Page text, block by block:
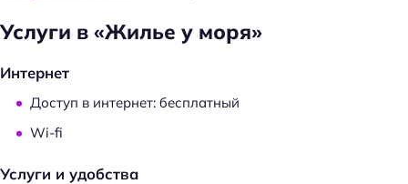
Услуги в «Жилье у моря»
Интернет
Доступ в интернет: бесплатный
Wi-fi
Услуги и удобства